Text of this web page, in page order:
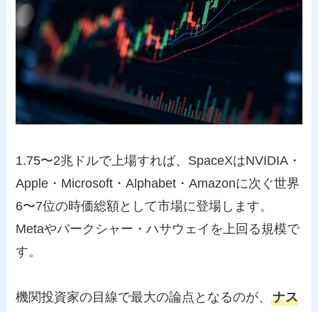
1.75〜2兆ドルで上場すれば、SpaceXはNVIDIA・
Apple・Microsoft・Alphabet・Amazonに次ぐ世界
6〜7位の時価総額として市場に登場します。
Metaやバークシャー・ハサウェイを上回る規模で
す。
機関投資家の目線で最大の論点となるのが、ナス